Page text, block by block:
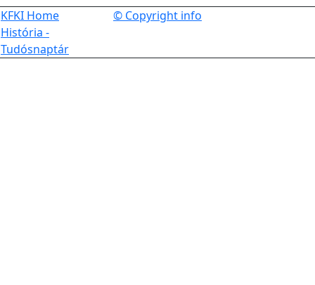
KFKI Home
História -
Tudósnaptár
© Copyright info